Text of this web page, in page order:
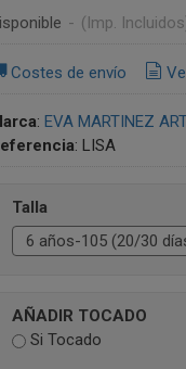
- (Imp.
Costes de envío
: EVA MARTINEZ
: LISA
Talla
AÑADIR TOCADO
Si Tocado